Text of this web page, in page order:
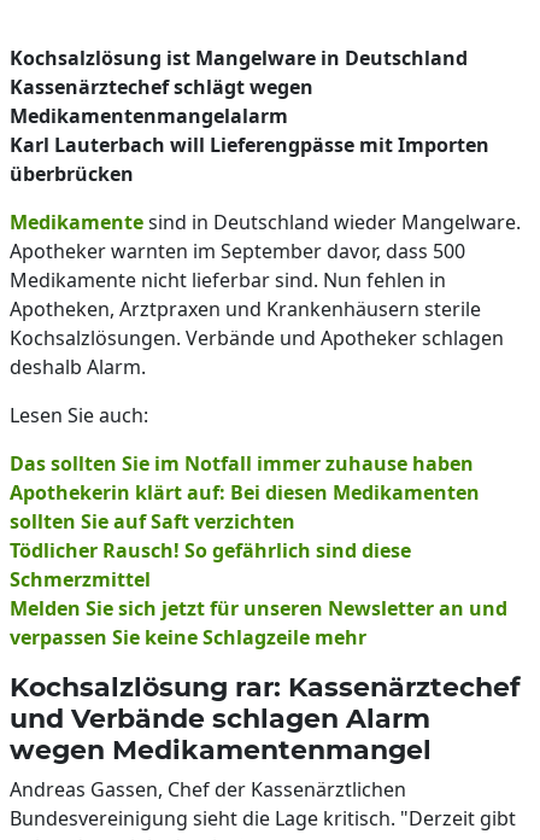
Kochsalzlösung ist Mangelware in Deutschland
Kassenärztechef schlägt wegen
Medikamentenmangelalarm
Karl Lauterbach will Lieferengpässe mit Importen
überbrücken
Medikamentesind in Deutschland wieder Mangelware.
Apotheker warnten im September davor, dass 500
Medikamente nicht lieferbar sind. Nun fehlen in
Apotheken, Arztpraxen und Krankenhäusern sterile
Kochsalzlösungen. Verbände und Apotheker schlagen
deshalb Alarm.
Lesen Sie auch:
Das sollten Sie im Notfall immer zuhause haben
Apothekerin klärt auf: Bei diesen Medikamenten
sollten Sie auf Saft verzichten
Tödlicher Rausch! So gefährlich sind diese
Schmerzmittel
Melden Sie sich jetzt für unseren Newsletter an und
verpassen Sie keine Schlagzeile mehr
Kochsalzlösung rar: Kassenärztechef
und Verbände schlagen Alarm
wegen Medikamentenmangel
Andreas Gassen, Chef der Kassenärztlichen
Bundesvereinigung sieht die Lage kritisch. "Derzeit gibt